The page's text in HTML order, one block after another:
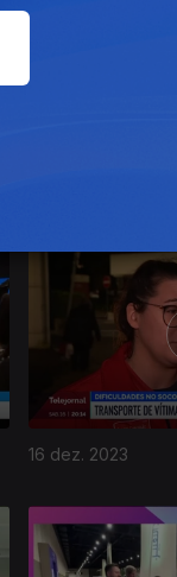
16 dez. 2023